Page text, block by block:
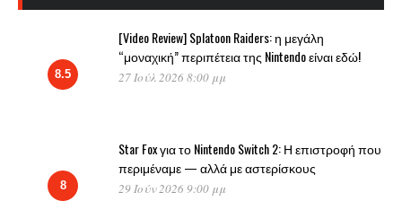
8.5
[Video Review] Splatoon Raiders: η μεγάλη
“μοναχική” περιπέτεια της Nintendo είναι εδώ!
27 Ιούλ 2026 8:00 μμ
8
Star Fox για το Nintendo Switch 2: Η επιστροφή που
περιμέναμε — αλλά με αστερίσκους
29 Ιούν 2026 9:00 μμ